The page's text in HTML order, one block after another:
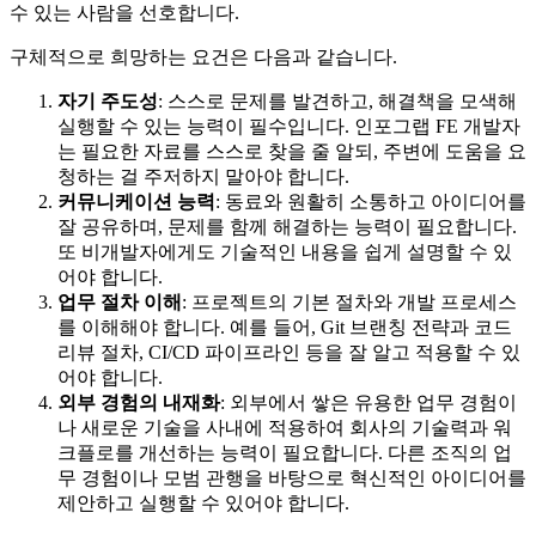
수 있는 사람을 선호합니다.
구체적으로 희망하는 요건은 다음과 같습니다.
자기 주도성: 스스로 문제를 발견하고, 해결책을 모색해
실행할 수 있는 능력이 필수입니다. 인포그랩 FE 개발자
는 필요한 자료를 스스로 찾을 줄 알되, 주변에 도움을 요
청하는 걸 주저하지 말아야 합니다.
커뮤니케이션 능력: 동료와 원활히 소통하고 아이디어를
잘 공유하며, 문제를 함께 해결하는 능력이 필요합니다.
또 비개발자에게도 기술적인 내용을 쉽게 설명할 수 있
어야 합니다.
업무 절차 이해 : 프로젝트의 기본 절차와 개발 프로세스
를 이해해야 합니다. 예를 들어, Git 브랜칭 전략과 코드
리뷰 절차, CI/CD 파이프라인 등을 잘 알고 적용할 수 있
어야 합니다.
외부 경험의 내재화: 외부에서 쌓은 유용한 업무 경험이
나 새로운 기술을 사내에 적용하여 회사의 기술력과 워
크플로를 개선하는 능력이 필요합니다. 다른 조직의 업
무 경험이나 모범 관행을 바탕으로 혁신적인 아이디어를
제안하고 실행할 수 있어야 합니다.